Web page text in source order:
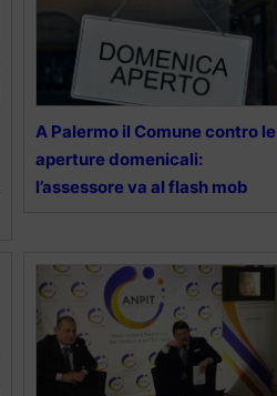
A Palermo il Comune contro le
aperture domenicali:
l’assessore va al flash mob